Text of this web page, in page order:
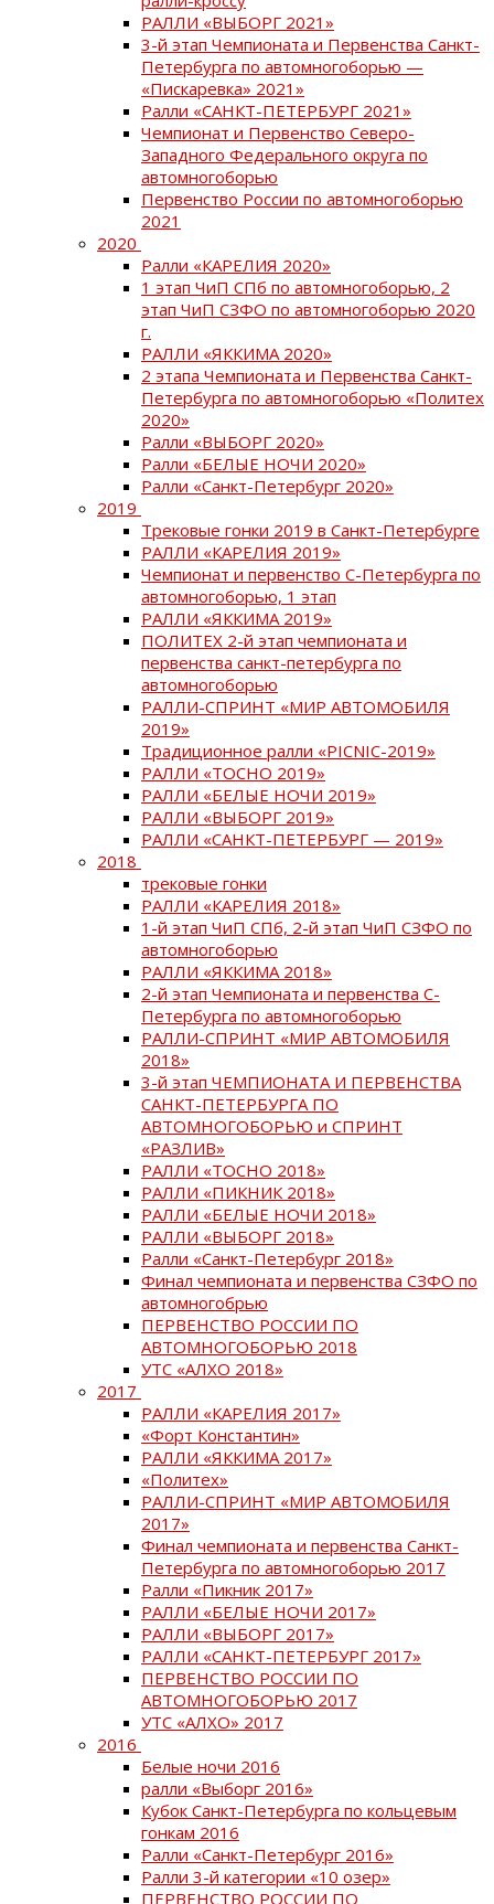
РАЛЛИ «ВЫБОРГ 2021»
3-й этап Чемпионата и Первенства Санкт-
Петербурга по автомногоборью —
«Пискаревка» 2021»
Ралли «САНКТ-ПЕТЕРБУРГ 2021»
Чемпионат и Первенство Северо-
Западного Федерального округа по
автомногоборью
Первенство России по автомногоборью
2021
2020
Ралли «КАРЕЛИЯ 2020»
1 этап ЧиП СПб по автомногоборью, 2
этап ЧиП СЗФО по автомногоборью 2020
г.
РАЛЛИ «ЯККИМА 2020»
2 этапа Чемпионата и Первенства Санкт-
Петербурга по автомногоборью «Политех
2020»
Ралли «ВЫБОРГ 2020»
Ралли «БЕЛЫЕ НОЧИ 2020»
Ралли «Санкт-Петербург 2020»
2019
Трековые гонки 2019 в Санкт-Петербурге
РАЛЛИ «КАРЕЛИЯ 2019»
Чемпионат и первенство С-Петербурга по
автомногоборью, 1 этап
РАЛЛИ «ЯККИМА 2019»
ПОЛИТЕХ 2-й этап чемпионата и
первенства санкт-петербурга по
автомногоборью
РАЛЛИ-СПРИНТ «МИР АВТОМОБИЛЯ
2019»
Традиционное ралли «PICNIC-2019»
РАЛЛИ «ТОСНО 2019»
РАЛЛИ «БЕЛЫЕ НОЧИ 2019»
РАЛЛИ «ВЫБОРГ 2019»
РАЛЛИ «САНКТ-ПЕТЕРБУРГ — 2019»
2018
трековые гонки
РАЛЛИ «КАРЕЛИЯ 2018»
1-й этап ЧиП СПб, 2-й этап ЧиП СЗФО по
автомногоборью
РАЛЛИ «ЯККИМА 2018»
2-й этап Чемпионата и первенства С-
Петербурга по автомногоборью
РАЛЛИ-СПРИНТ «МИР АВТОМОБИЛЯ
2018»
3-й этап ЧЕМПИОНАТА И ПЕРВЕНСТВА
САНКТ-ПЕТЕРБУРГА ПО
АВТОМНОГОБОРЬЮ и СПРИНТ
«РАЗЛИВ»
РАЛЛИ «ТОСНО 2018»
РАЛЛИ «ПИКНИК 2018»
РАЛЛИ «БЕЛЫЕ НОЧИ 2018»
РАЛЛИ «ВЫБОРГ 2018»
Ралли «Санкт-Петербург 2018»
Финал чемпионата и первенства СЗФО по
автомногобрью
ПЕРВЕНСТВО РОССИИ ПО
АВТОМНОГОБОРЬЮ 2018
УТС «АЛХО 2018»
2017
РАЛЛИ «КАРЕЛИЯ 2017»
«Форт Константин»
РАЛЛИ «ЯККИМА 2017»
«Политех»
РАЛЛИ-СПРИНТ «МИР АВТОМОБИЛЯ
2017»
Финал чемпионата и первенства Санкт-
Петербурга по автомногоборью 2017
Ралли «Пикник 2017»
РАЛЛИ «БЕЛЫЕ НОЧИ 2017»
РАЛЛИ «ВЫБОРГ 2017»
РАЛЛИ «САНКТ-ПЕТЕРБУРГ 2017»
ПЕРВЕНСТВО РОССИИ ПО
АВТОМНОГОБОРЬЮ 2017
УТС «АЛХО» 2017
2016
Белые ночи 2016
ралли «Выборг 2016»
Кубок Санкт-Петербурга по кольцевым
гонкам 2016
Ралли «Санкт-Петербург 2016»
Ралли 3-й категории «10 озер»
ПЕРВЕНСТВО РОССИИ ПО